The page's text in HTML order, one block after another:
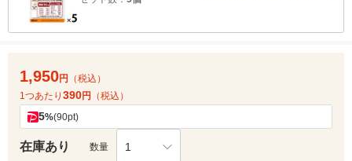
1,950円
（税込）
1つあたり 390円 （税込）
5%(90pt)
在庫あり 数量 1